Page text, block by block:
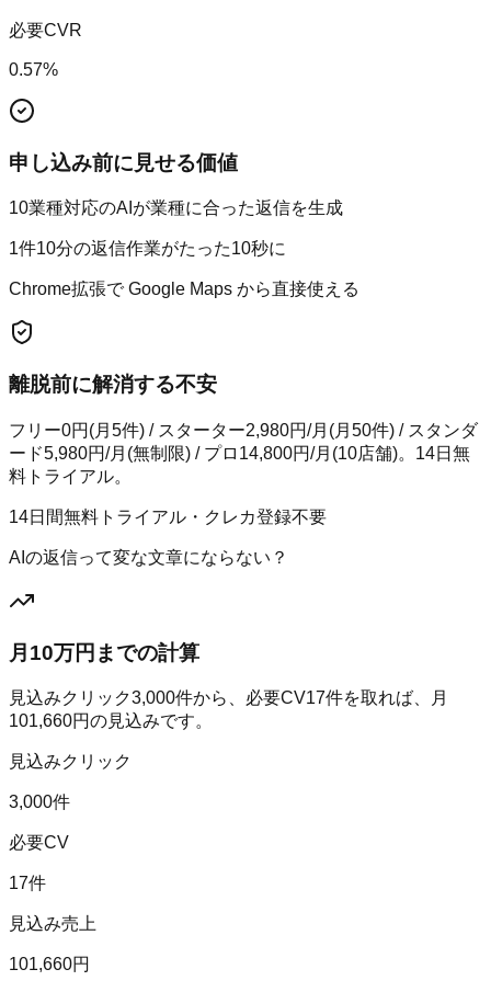
必要CVR
0.57%
申し込み前に見せる価値
10業種対応のAIが業種に合った返信を生成
1件10分の返信作業がたった10秒に
Chrome拡張で Google Maps から直接使える
離脱前に解消する不安
フリー0円(月5件) / スターター2,980円/月(月50件) / スタンダ
ード5,980円/月(無制限) / プロ14,800円/月(10店舗)。14日無
料トライアル。
14日間無料トライアル・クレカ登録不要
AIの返信って変な文章にならない？
月10万円までの計算
見込みクリック3,000件から、必要CV17件を取れば、月
101,660円の見込みです。
見込みクリック
3,000件
必要CV
17件
見込み売上
101,660円